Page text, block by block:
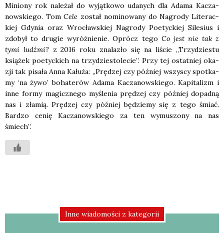
Minio­ny rok nale­żał do wyjąt­ko­wo uda­nych dla Ada­ma Kacza­
now­skie­go. TomCele został nomi­no­wa­ny do Nagro­dy Lite­rac­
kiej Gdy­nia oraz Wro­cław­skiej Nagro­dy Poetyc­kiej Sile­sius i
zdo­był to dru­gie wyróż­nie­nie. Oprócz tego Co jest nie tak z
tymi ludź­mi?z 2016 roku zna­la­zło się na liście „Trzy­dzie­stu
ksią­żek poetyc­kich na trzy­dzie­sto­le­cie”. Przy tej ostat­niej oka­
zji tak pisa­ła Anna Kału­ża: „Prę­dzej czy póź­niej wszy­scy spo­tka­
my ‘na żywo’ boha­te­rów Ada­ma Kacza­now­skie­go. Kapi­ta­lizm i
inne for­my magicz­ne­go myśle­nia prę­dzej czy póź­niej dopad­ną
nas i zła­mią. Prę­dzej czy póź­niej będzie­my się z tego śmiać.
Bar­dzo cenię Kacza­now­skie­go za ten wymu­szo­ny na nas
śmiech”.
Inne wiadomości z kategorii